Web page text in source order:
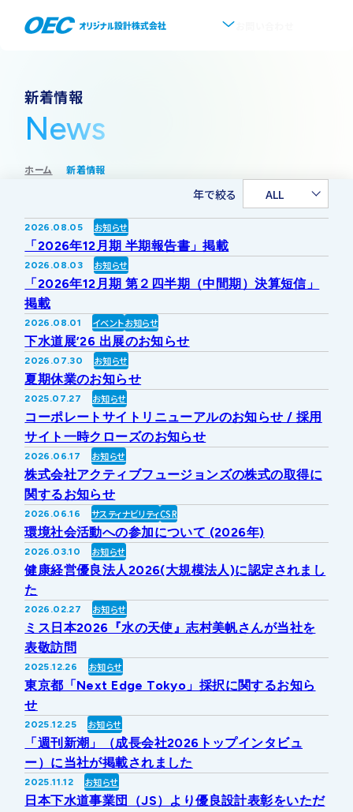
企業情報
会社概要
代表挨拶
沿革
事業所・アクセス
グループ会社について
協業・パートナー募集
採用情報
事業紹介
事業一覧
上水道
下水道
ソフトウェア開発
その他事業
新しい取り組み
IR情報
IRトップ
株式・株主情報
IRニュース
IRライブラリー
IRカレンダー
個人投資家の皆様へ
IR方針・免責事項
For Overseas
新着情報
採用情報
協業・パートナー募集
お問い合わせ
公式 広報
新着情報
News
ホーム 新着情報
年で絞る ALL
2026.08.05 お知らせ
「2026年12月期 半期報告書」掲載
2026.08.03 お知らせ
「2026年12月期 第２四半期（中間期）決算短信」
掲載
2026.08.01 イベントお知らせ
下水道展’26 出展のお知らせ
2026.07.30 お知らせ
夏期休業のお知らせ
2025.07.27 お知らせ
コーポレートサイトリニューアルのお知らせ / 採用
サイト一時クローズのお知らせ
2026.06.17 お知らせ
株式会社アクティブフュージョンズの株式の取得に
関するお知らせ
2026.06.16 サスティナビリティCSR
環境社会活動への参加について (2026年)
2026.03.10 お知らせ
健康経営優良法人2026(大規模法人)に認定されまし
た
2026.02.27 お知らせ
ミス日本2026『水の天使』志村美帆さんが当社を
表敬訪問
2025.12.26 お知らせ
東京都「Next Edge Tokyo」採択に関するお知ら
せ
2025.12.25 お知らせ
「週刊新潮」（成長会社2026トップインタビュ
ー）に当社が掲載されました
2025.11.12 お知らせ
日本下水道事業団（JS）より優良設計表彰をいただ